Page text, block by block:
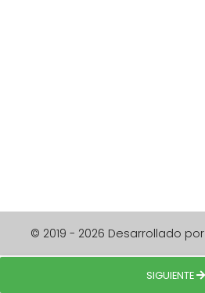
SIGUIENTE
© 2019 - 2026 Desarrollado por